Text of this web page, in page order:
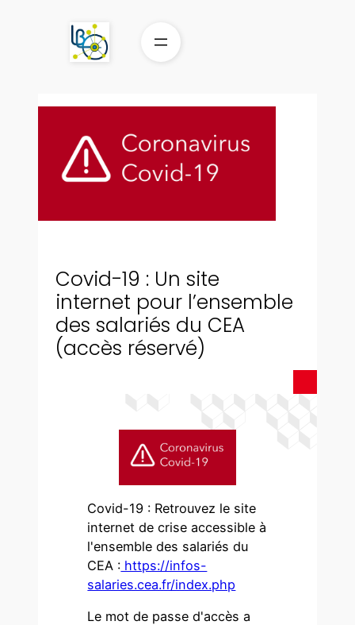
Covid-19 : Un site
internet pour l’ensemble
des salariés du CEA
(accès réservé)
Covid-19 : Retrouvez le site
internet de crise accessible à
l'ensemble des salariés du
CEA : https://infos-
salaries.cea.fr/index.php
Le mot de passe d'accès a